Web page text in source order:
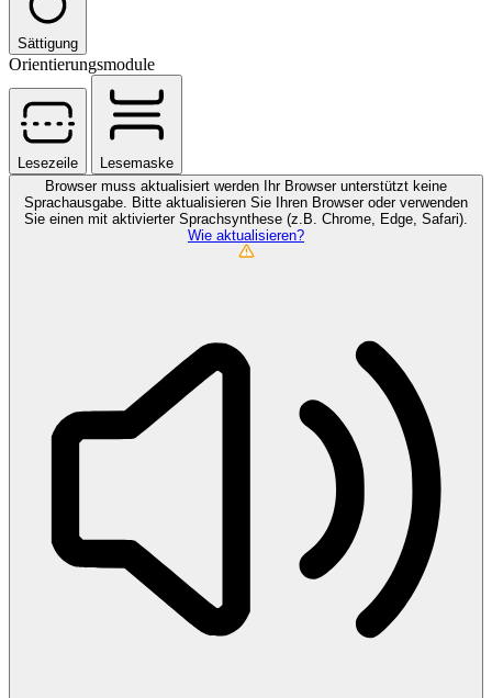
Sättigung
Orientierungsmodule
Lesezeile
Lesemaske
Browser muss aktualisiert werden Ihr Browser unterstützt keine
Sprachausgabe. Bitte aktualisieren Sie Ihren Browser oder verwenden
Sie einen mit aktivierter Sprachsynthese (z.B. Chrome, Edge, Safari).
Wie aktualisieren?